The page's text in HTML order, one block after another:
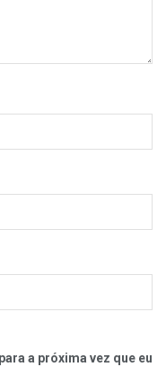
a próxima vez que eu